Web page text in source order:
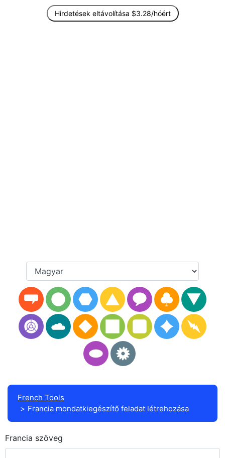
Hirdetések eltávolítása $3.28/hóért
French Tools
Francia mondatkiegészítő feladat létrehozása
Francia szöveg